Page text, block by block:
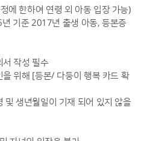
에 한하여 연령 외 아동 입장 가능)
기준 2017년 출생 아동, 등본증
서 작성 필수
위해 [등본/ 다둥이 행복 카드 확
및 생년월일이 기재 되어 있지 않을